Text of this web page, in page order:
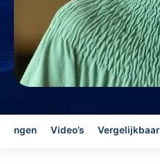
Video’s Vergelijkbaar